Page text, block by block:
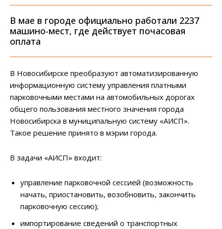
В мае в городе официально работали 2237
машино-мест, где действует почасовая
оплата
В Новосибирске преобразуют автоматизированную
информационную систему управления платными
парковочными местами на автомобильных дорогах
общего пользования местного значения города
Новосибирска в муниципальную систему «АИСП».
Такое решение принято в мэрии города.
В задачи «АИСП» входит:
управление парковочной сессией (возможность
начать, приостановить, возобновить, закончить
парковочную сессию);
импортирование сведений о транспортных